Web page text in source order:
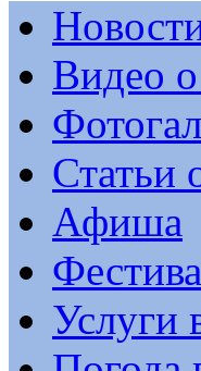
Видео
Статьи
Афиша
Услуги